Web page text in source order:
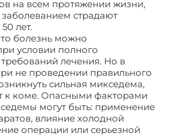
на всем протяжении жизни,
страдают
лет.
болезнь можно
условии полного
лечения. Но в
не проведении правильного
сильная микседема,
к коме. Опасными факторами
могут быть: применение
влияние холодной
операции или серьезной